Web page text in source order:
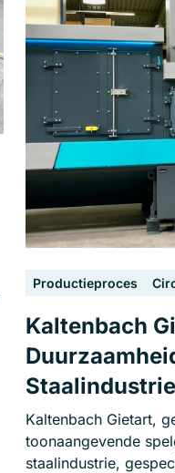
Productieproces
Kaltenbach
Staalindustrie
Kaltenbach Gietart,
toonaangevende
staalindustrie,